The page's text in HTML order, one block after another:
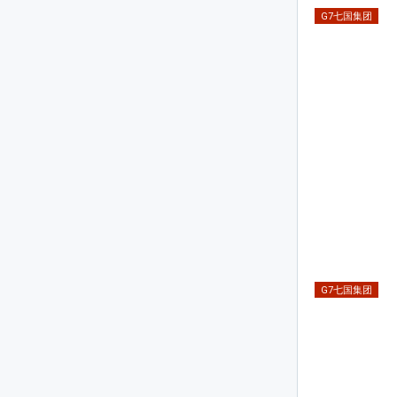
G7七国集团
G7七国集团